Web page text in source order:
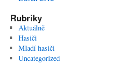
Rubriky
Aktuálně
Hasiči
Mladí hasiči
Uncategorized